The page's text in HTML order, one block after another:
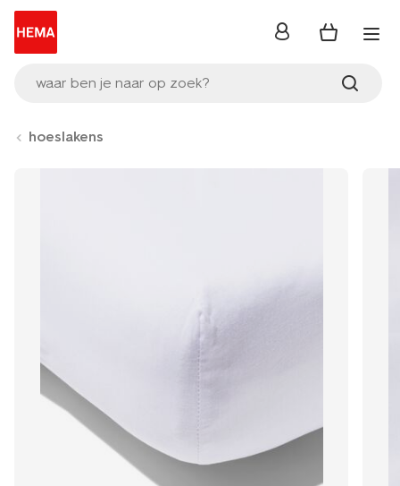
waar ben je naar op zoek?
inloggen
hoeslakens